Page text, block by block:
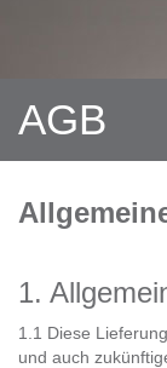
AGB
1.
1.1 Diese
und auch